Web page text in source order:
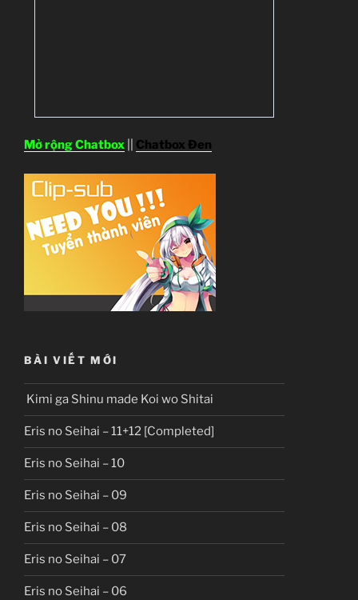
Mở rộng Chatbox Chatbox Đen
BÀI VIẾT MỚI
Kimi ga Shinu made Koi wo Shitai
Eris no Seihai – 11+12 [Completed]
Eris no Seihai – 10
Eris no Seihai – 09
Eris no Seihai – 08
Eris no Seihai – 07
Eris no Seihai – 06